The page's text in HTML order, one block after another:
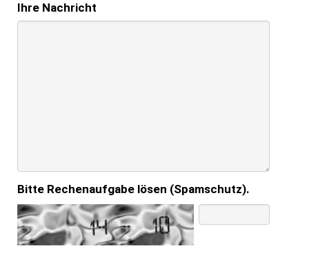
Ihre Nachricht
Bitte Rechenaufgabe lösen (Spamschutz).